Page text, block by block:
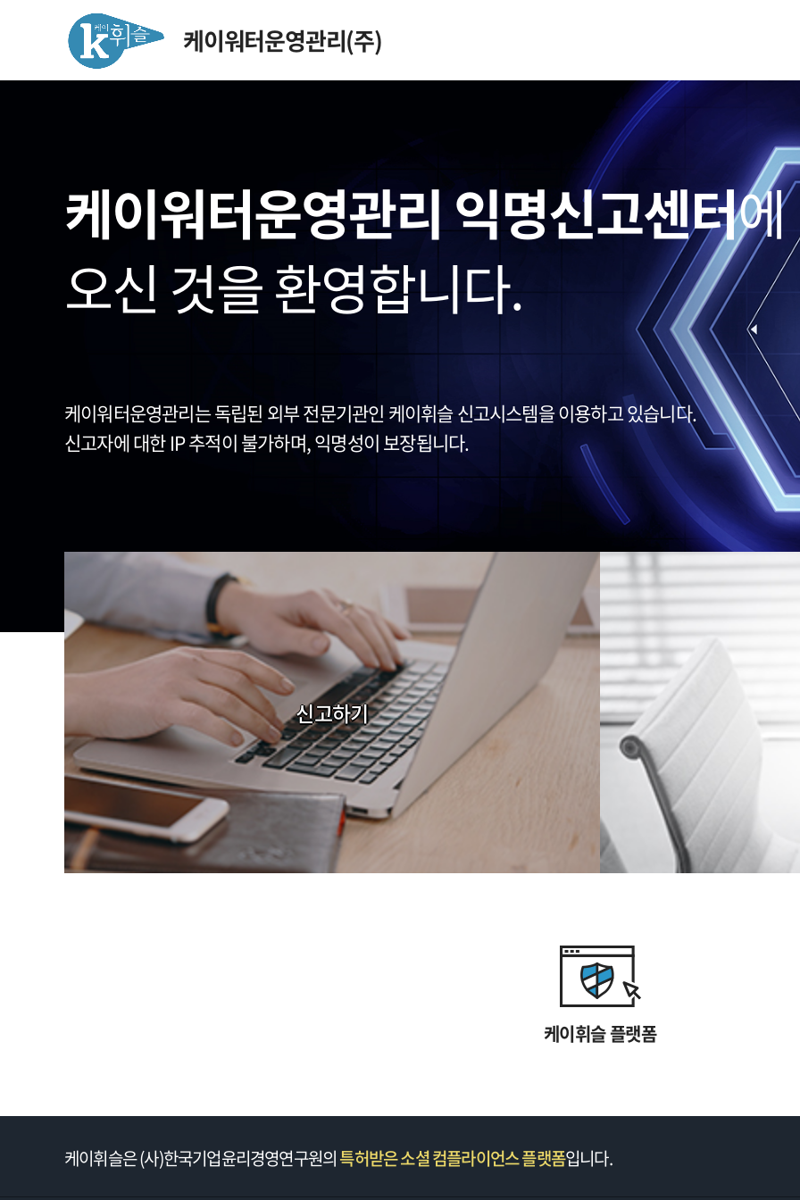
케이워터운영관리(주)
케이워터운영관리 익명신고센터에
오신 것을 환영합니다.
케이워터운영관리는 독립된 외부 전문기관인 케이휘슬 신고시스템을 이용하고 있습니다.
신고자에 대한 IP 추적이 불가하며, 익명성이 보장됩니다.
신고하기
케이휘슬 플랫폼
케이휘슬은 (사)한국기업윤리경영연구원의특허받은 소셜 컴플라이언스 플랫폼입니다.